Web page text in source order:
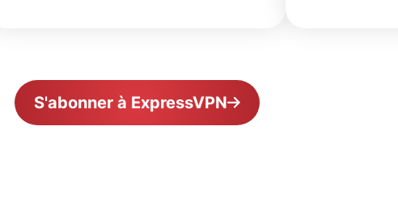
S'abonner à ExpressVPN